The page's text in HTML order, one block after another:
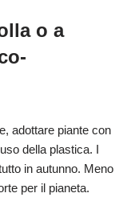
o a
adottare piante con
della plastica. I
in autunno. Meno
per il pianeta.